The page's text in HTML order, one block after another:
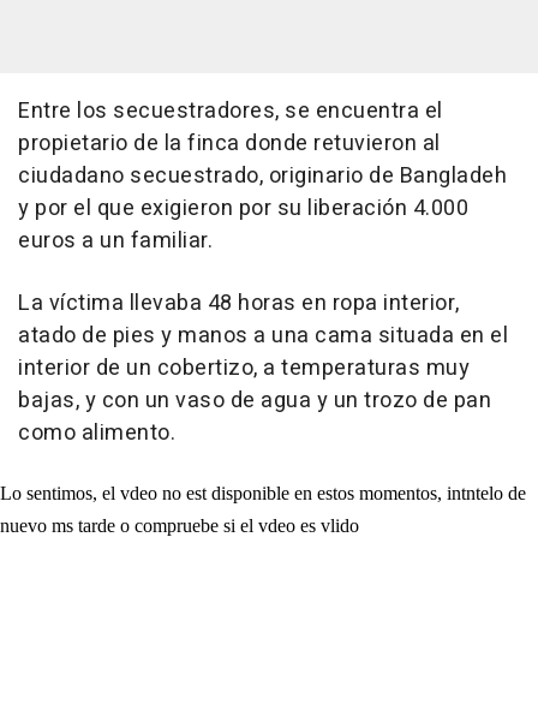
Entre los secuestradores, se encuentra el
propietario de la finca donde retuvieron al
ciudadano secuestrado, originario de Bangladeh
y por el que exigieron por su liberación 4.000
euros a un familiar.
La víctima llevaba 48 horas en ropa interior,
atado de pies y manos a una cama situada en el
interior de un cobertizo, a temperaturas muy
bajas, y con un vaso de agua y un trozo de pan
como alimento.